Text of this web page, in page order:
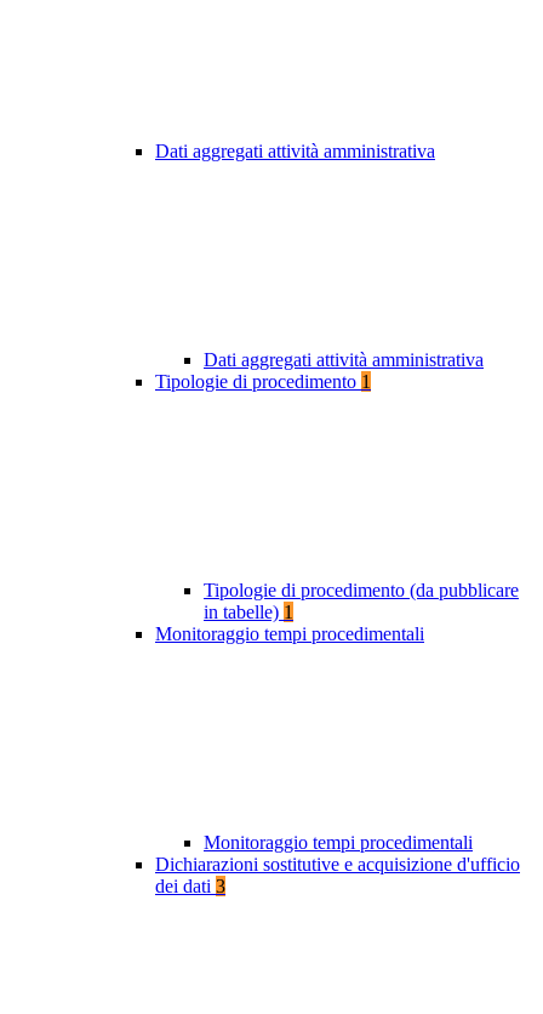
Dati aggregati attività amministrativa
Dati aggregati attività amministrativa
Tipologie di procedimento 1
Tipologie di procedimento (da pubblicare
in tabelle) 1
Monitoraggio tempi procedimentali
Monitoraggio tempi procedimentali
Dichiarazioni sostitutive e acquisizione d'ufficio
dei dati 3